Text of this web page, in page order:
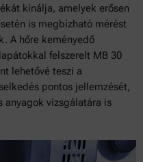
kínálja, amelyek erősen
is megbízható mérést
A hőre keményedő
felszerelt MB 30
lehetővé teszi a
pontos jellemzését,
anyagok vizsgálatára is